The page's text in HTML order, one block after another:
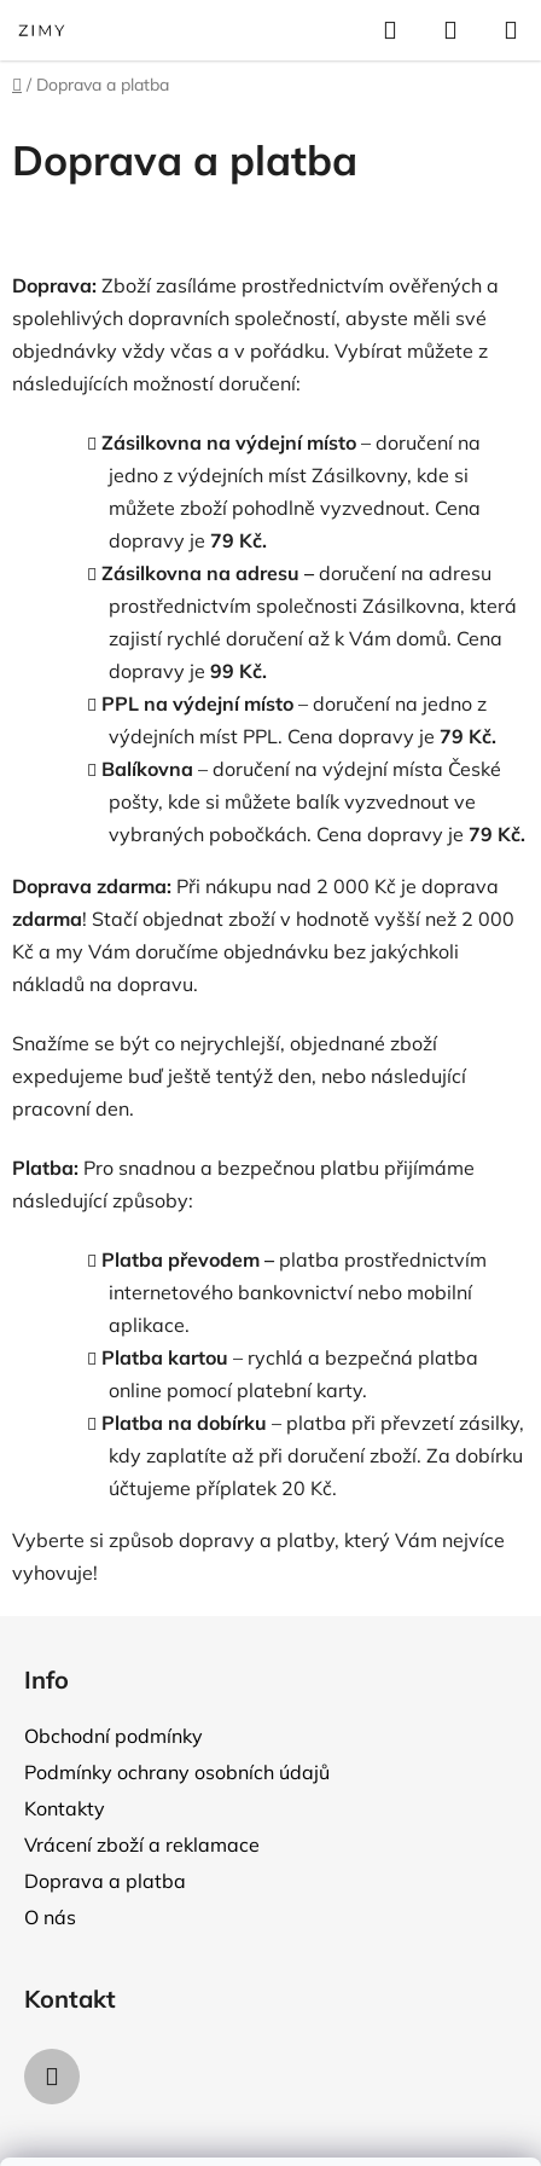
na
obsah
Hledat
KOŠÍK
Domů
/ Doprava a platba
Doprava a platba
Doprava: Zboží zasíláme prostřednictvím ověřených a
spolehlivých dopravních společností, abyste měli své
objednávky vždy včas a v pořádku. Vybírat můžete z
následujících možností doručení:
Zásilkovna na výdejní místo – doručení na
jedno z výdejních míst Zásilkovny, kde si
můžete zboží pohodlně vyzvednout. Cena
dopravy je 79 Kč.
Zásilkovna na adresu – doručení na adresu
prostřednictvím společnosti Zásilkovna, která
zajistí rychlé doručení až k Vám domů. Cena
dopravy je 99 Kč.
PPL na výdejní místo – doručení na jedno z
výdejních míst PPL. Cena dopravy je 79 Kč.
Balíkovna – doručení na výdejní místa České
pošty, kde si můžete balík vyzvednout ve
vybraných pobočkách. Cena dopravy je 79 Kč.
Doprava zdarma: Při nákupu nad 2 000 Kč je doprava
zdarma! Stačí objednat zboží v hodnotě vyšší než 2 000
Kč a my Vám doručíme objednávku bez jakýchkoli
nákladů na dopravu.
Snažíme se být co nejrychlejší, objednané zboží
expedujeme buď ještě tentýž den, nebo následující
pracovní den.
Platba: Pro snadnou a bezpečnou platbu přijímáme
následující způsoby:
Platba převodem – platba prostřednictvím
internetového bankovnictví nebo mobilní
aplikace.
Platba kartou – rychlá a bezpečná platba
online pomocí platební karty.
Platba na dobírku – platba při převzetí zásilky,
kdy zaplatíte až při doručení zboží. Za dobírku
účtujeme příplatek 20 Kč.
Vyberte si způsob dopravy a platby, který Vám nejvíce
vyhovuje!
Info
Obchodní podmínky
Podmínky ochrany osobních údajů
Kontakty
Vrácení zboží a reklamace
Doprava a platba
O nás
Kontakt